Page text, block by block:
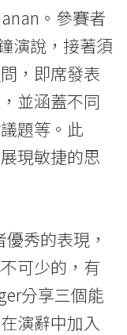
。參賽者
演說，接著須
，即席發表
並涵蓋不同
題等。此
現敏捷的思
秀的表現，
可少的，有
分享三個能
演辭中加入